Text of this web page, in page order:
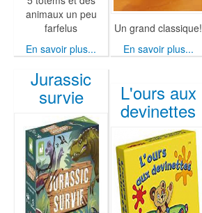
animaux un peu
farfelus
En savoir plus...
Un grand classique!
En savoir plus...
Jurassic
survie L'ours aux
devinettes